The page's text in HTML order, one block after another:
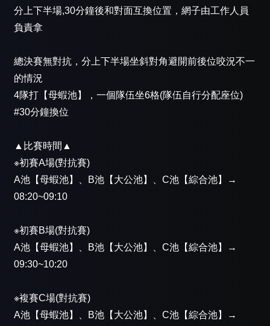
分上下半場,30分鐘後和對面互換位置，網子由工作人員
負責拿
總決賽無對抗，分上下半場坐斜對角避開前後位咬況不一
的情況
4隊打【母蝦池】，一個隊伍坐6格(隊伍自行分配座位)
#30分鐘換位
▲比賽時間▲
※初賽A場(對抗賽)
A池【母蝦池】、B池【大公池】、C池【綜合池】→
08:20~09:10
※初賽B場(對抗賽)
A池【母蝦池】、B池【大公池】、C池【綜合池】→
09:30~10:20
※複賽C場(對抗賽)
A池【母蝦池】、B池【大公池】、C池【綜合池】→